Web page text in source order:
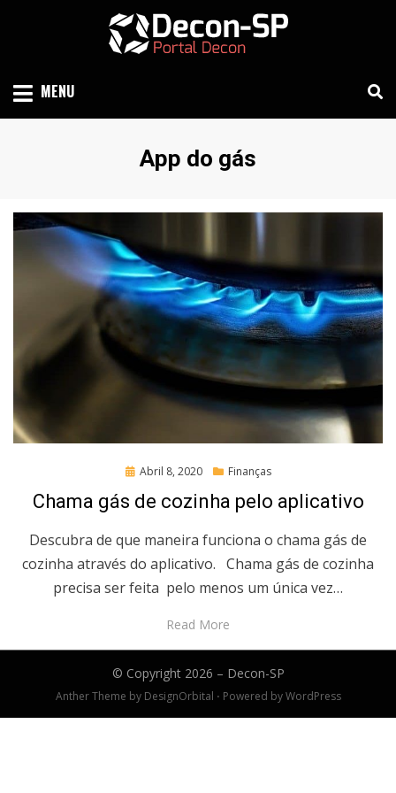
MENU
Etiqueta
:
App do gás
Posted
Abril 8, 2020 Finanças
Chama gás de cozinha pelo aplicativo
Descubra de que maneira funciona o chama gás de
cozinha através do aplicativo. Chama gás de cozinha
precisa ser feita pelo menos um única vez…
Read More
© Copyright 2026 – Decon-SP
Anther Theme by DesignOrbital ⋅ Powered byWordPress